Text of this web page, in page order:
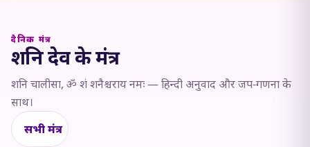
दैनिक मंत्र
शनि देव के मंत्र
शनि चालीसा, ॐ शं शनैश्चराय नमः — हिन्दी अनुवाद और जप-गणना के
साथ।
सभी मंत्र